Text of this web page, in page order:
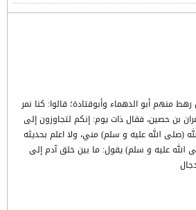
منهم أبو الدهماء وأبوقتادة؛ قالوا: كنا نمر
بن حصين، فقال ذات يوم: إنكم لتجاوزون إلى
(صلى الله عليه و سلم) مني، ولا اعلم بحديثه
عليه و سلم) يقول: ما بين خلق آدم إلى